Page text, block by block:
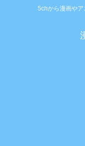
5chから漫画やア